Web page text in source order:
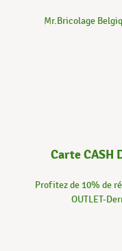
Mr.Bricolage
Carte CASH
Profitez de 10% de
OUTLET-